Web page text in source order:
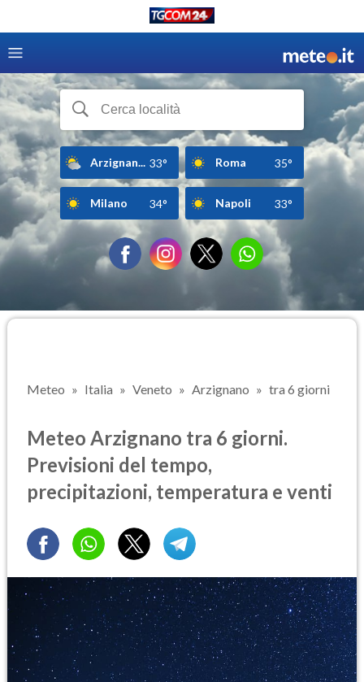
Arzignan... 33° Roma 35°
Milano 34° Napoli 33°
Meteo Italia Veneto Arzignano tra 6 giorni
Meteo Arzignano tra 6 giorni.
Previsioni del tempo,
precipitazioni, temperatura e venti